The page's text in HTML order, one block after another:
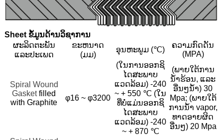
Sheet ຂໍ້ມູນດ້ານວິຊາການ
ຜະລິດຕະພັນ
ແລະປະເພດ
ຂະຫນາດ
(ມມ)
ອຸນຫະພູມ (℃)
ຄວາມກົດດັນ
(MPA)
Spiral Wound
Gasketfilled
with Graphite
φ16 ~ φ3200
(ໃນການອອກຊິ
ໄດສະພາບ
ແວດລ້ອມ) -240
~ + 550 ℃ (ໃນ
ທີ່ບໍ່ແມ່ນອອກຊິ
ໄດສະພາບ
ແວດລ້ອມ) -240
~ + 870 ℃
(ພາຍໃຕ້ການ
ນ້ໍາຮ້ອນ, ແລະ
ອື່ນໆນ້ໍາ) 30
Mpa; (ພາຍໃຕ້
ການນ້ໍາ vapor,
ທາດອາຍຜິດ
ອື່ນໆ) 20 Mpa